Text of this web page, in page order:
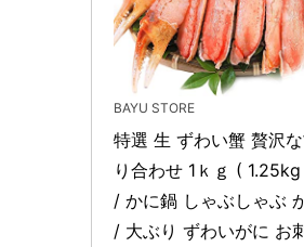
BAYU STORE
特選 生 ずわい蟹 贅沢
り合わせ 1ｋｇ (
/ かに鍋 しゃぶしゃぶ
/ 大ぶり ずわいがに お